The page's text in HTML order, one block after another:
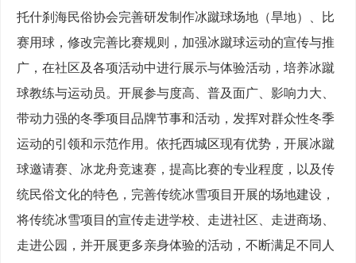
托什刹海民俗协会完善研发制作冰蹴球场地（旱地）、比
赛用球，修改完善比赛规则，加强冰蹴球运动的宣传与推
广，在社区及各项活动中进行展示与体验活动，培养冰蹴
球教练与运动员。开展参与度高、普及面广、影响力大、
带动力强的冬季项目品牌节事和活动，发挥对群众性冬季
运动的引领和示范作用。依托西城区现有优势，开展冰蹴
球邀请赛、冰龙舟竞速赛，提高比赛的专业程度，以及传
统民俗文化的特色，完善传统冰雪项目开展的场地建设，
将传统冰雪项目的宣传走进学校、走进社区、走进商场、
走进公园，并开展更多亲身体验的活动，不断满足不同人